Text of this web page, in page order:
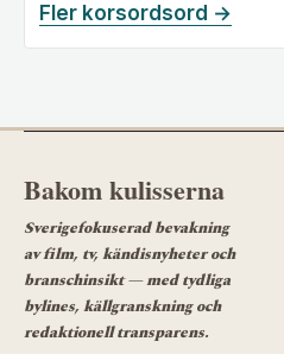
Fler korsordsord →
Bakom kulisserna
Sverigefokuserad bevakning
av film, tv, kändisnyheter och
branschinsikt — med tydliga
bylines, källgranskning och
redaktionell transparens.